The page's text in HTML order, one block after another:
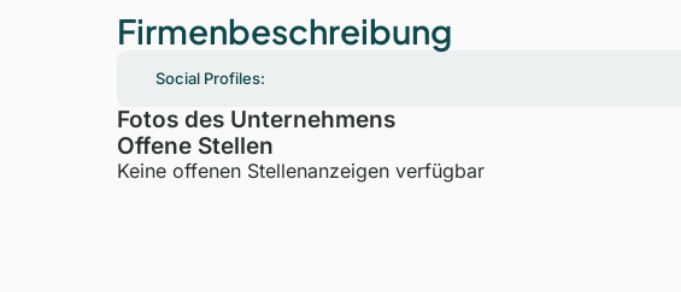
Firmenbeschreibung
Social Profiles:
Fotos des Unternehmens
Offene Stellen
Keine offenen Stellenanzeigen verfügbar